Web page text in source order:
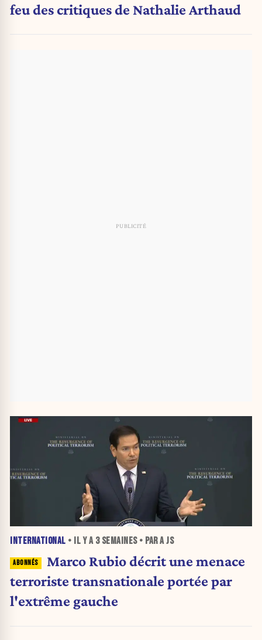
feu des critiques de Nathalie Arthaud
INTERNATIONAL • IL Y A 3 SEMAINES• PAR A JS
Marco Rubio décrit une menace
terroriste transnationale portée par
l'extrême gauche